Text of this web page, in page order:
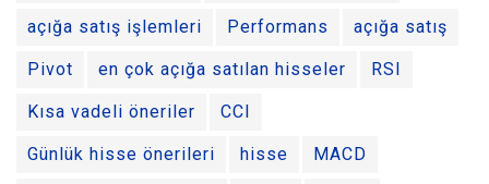
açığa satış işlemleri Performans açığa satış
Pivot en çok açığa satılan hisseler RSI
Kısa vadeli öneriler CCI
Günlük hisse önerileri hisse MACD